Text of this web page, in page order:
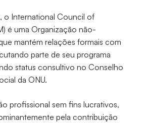
o International Council of
é uma Organização não-
mantém relações formais com
parte de seu programa
status consultivo no Conselho
da ONU.
profissional sem fins lucrativos,
pela contribuição